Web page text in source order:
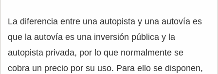
La diferencia entre una autopista y una autovía es
que la autovía es una inversión pública y la
autopista privada, por lo que normalmente se
cobra un precio por su uso. Para ello se disponen,